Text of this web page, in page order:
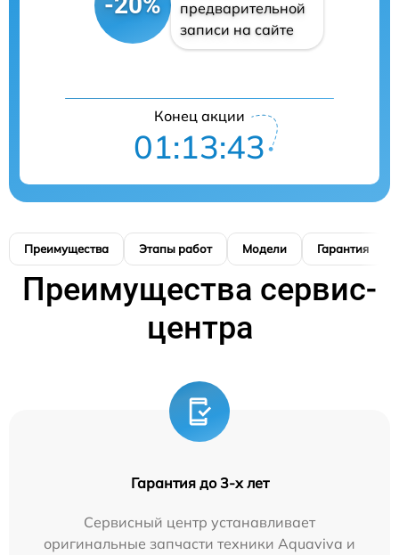
предварительной
записи на сайте
Конец акции
01:13:42
Преимущества Этапы работ Модели Гарантия
Преимущества сервис-
центра
Гарантия до 3-х лет
Сервисный центр устанавливает
оригинальные запчасти техники Aquaviva и